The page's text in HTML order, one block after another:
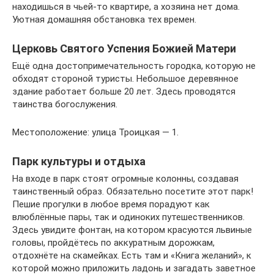
находишься в чьей-то квартире, а хозяина нет дома.
Уютная домашняя обстановка тех времен.
Церковь Святого Успения Божией Матери
Ещё одна достопримечательность городка, которую не
обходят стороной туристы. Небольшое деревянное
здание работает больше 20 лет. Здесь проводятся
таинства богослужения.
Местоположение: улица Троицкая — 1.
Парк культуры и отдыха
На входе в парк стоят огромные колонны, создавая
таинственный образ. Обязательно посетите этот парк!
Пешие прогулки в любое время порадуют как
влюблённые пары, так и одиноких путешественников.
Здесь увидите фонтан, на котором красуются львиные
головы, пройдётесь по аккуратным дорожкам,
отдохнёте на скамейках. Есть там и «Книга желаний», к
которой можно приложить ладонь и загадать заветное